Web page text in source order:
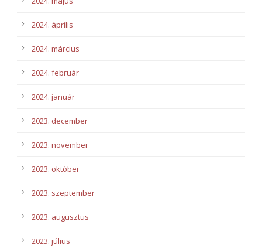
2024. április
2024. március
2024. február
2024. január
2023. december
2023. november
2023. október
2023. szeptember
2023. augusztus
2023. július